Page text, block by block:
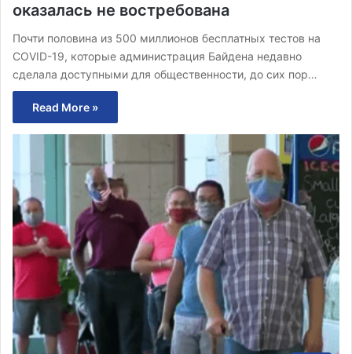
оказалась не востребована
Почти половина из 500 миллионов бесплатных тестов на
COVID-19, которые администрация Байдена недавно
сделала доступными для общественности, до сих пор…
Read More »